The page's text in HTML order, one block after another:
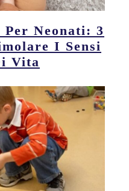
Neonati: 3
I Sensi
Vita